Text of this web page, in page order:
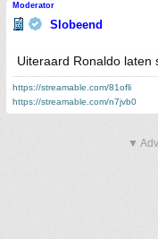
Moderator
Slobeend
Uiteraard Ronaldo laten
https://streamable.com/81ofli
https://streamable.com/n7jvb0
▼